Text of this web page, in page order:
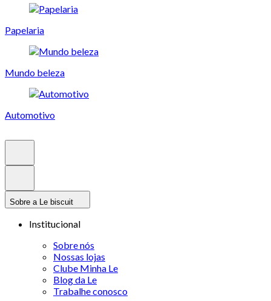
Papelaria
Mundo beleza
Automotivo
Sobre a Le biscuit
Institucional
Sobre nós
Nossas lojas
Clube Minha Le
Blog da Le
Trabalhe conosco